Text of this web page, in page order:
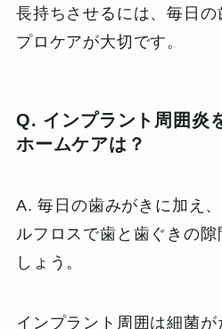
長持ちさせるには、毎日
プロケアが大切です。
Q. インプラント周囲炎
ホームケアは？
A. 毎日の歯みがきに加え
ルフロスで歯と歯ぐきの隙
しょう。
インプラント周囲は細菌が